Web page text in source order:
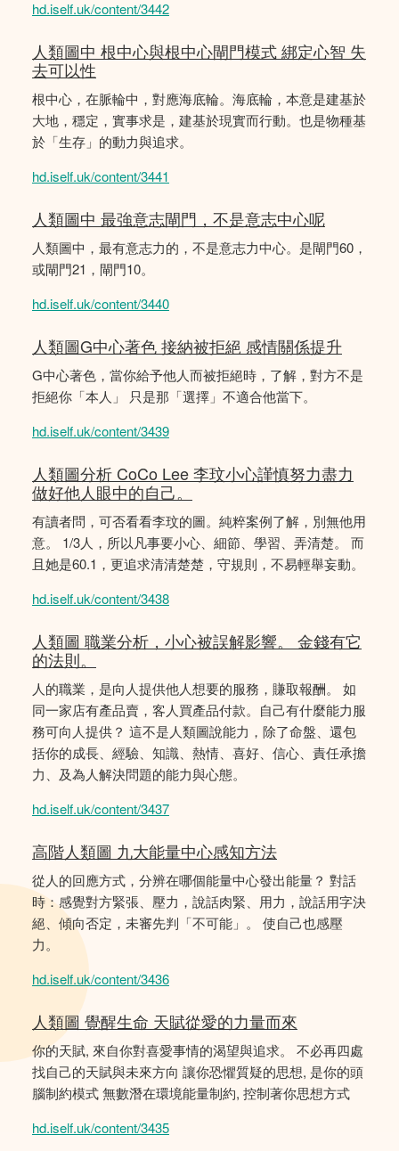
hd.iself.uk/content/3442
人類圖中 根中心與根中心閘門模式 綁定心智 失
去可以性
根中心，在脈輪中，對應海底輪。海底輪，本意是建基於
大地，穩定，實事求是，建基於現實而行動。也是物種基
於「生存」的動力與追求。
hd.iself.uk/content/3441
人類圖中 最強意志閘門，不是意志中心呢
人類圖中，最有意志力的，不是意志力中心。是閘門60，
或閘門21，閘門10。
hd.iself.uk/content/3440
人類圖G中心著色 接納被拒絕 感情關係提升
G中心著色，當你給予他人而被拒絕時，了解，對方不是
拒絕你「本人」 只是那「選擇」不適合他當下。
hd.iself.uk/content/3439
人類圖分析 CoCo Lee 李玟小心謹慎努力盡力
做好他人眼中的自己。
有讀者問，可否看看李玟的圖。純粹案例了解，別無他用
意。 1/3人，所以凡事要小心、細節、學習、弄清楚。 而
且她是60.1，更追求清清楚楚，守規則，不易輕舉妄動。
hd.iself.uk/content/3438
人類圖 職業分析，小心被誤解影響。 金錢有它
的法則。
人的職業，是向人提供他人想要的服務，賺取報酬。 如
同一家店有產品賣，客人買產品付款。自己有什麼能力服
務可向人提供？ 這不是人類圖說能力，除了命盤、還包
括你的成長、經驗、知識、熱情、喜好、信心、責任承擔
力、及為人解決問題的能力與心態。
hd.iself.uk/content/3437
高階人類圖 九大能量中心感知方法
從人的回應方式，分辨在哪個能量中心發出能量？ 對話
時：感覺對方緊張、壓力，說話肉緊、用力，說話用字決
絕、傾向否定，未審先判「不可能」。 使自己也感壓
力。
hd.iself.uk/content/3436
人類圖 覺醒生命 天賦從愛的力量而來
你的天賦, 來自你對喜愛事情的渴望與追求。 不必再四處
找自己的天賦與未來方向 讓你恐懼質疑的思想, 是你的頭
腦制約模式 無數潛在環境能量制約, 控制著你思想方式
hd.iself.uk/content/3435